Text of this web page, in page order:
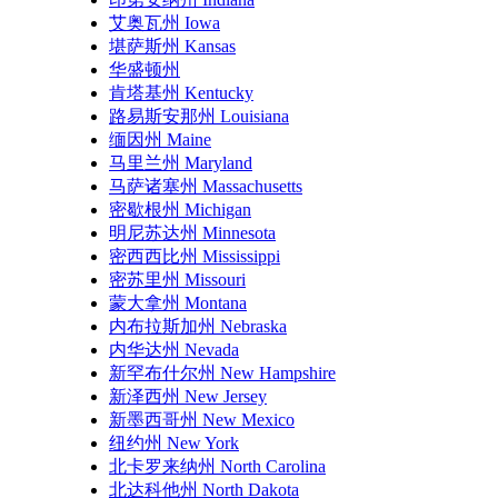
艾奥瓦州 Iowa
堪萨斯州 Kansas
华盛顿州
肯塔基州 Kentucky
路易斯安那州 Louisiana
缅因州 Maine
马里兰州 Maryland
马萨诸塞州 Massachusetts
密歇根州 Michigan
明尼苏达州 Minnesota
密西西比州 Mississippi
密苏里州 Missouri
蒙大拿州 Montana
内布拉斯加州 Nebraska
内华达州 Nevada
新罕布什尔州 New Hampshire
新泽西州 New Jersey
新墨西哥州 New Mexico
纽约州 New York
北卡罗来纳州 North Carolina
北达科他州 North Dakota